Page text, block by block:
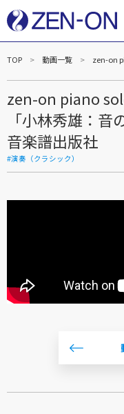
TOP 動画一覧 zen-on
zen-on piano
「小林秀雄：
音楽譜出版社
#演奏（クラシック）